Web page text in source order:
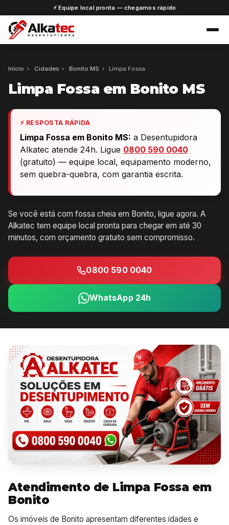
⚡ Equipe local pronta — chegamos rápido
Início › Cidades › Bonito MS › Limpa Fossa
Limpa Fossa em Bonito MS
⚡ RESPOSTA RÁPIDA
Limpa Fossa em Bonito MS: a Desentupidora
Alkatec atende 24h. Ligue 0800 590 0040
(gratuito) — equipe local, equipamento moderno,
sem quebra-quebra, com garantia escrita.
Se você está com fossa cheia em Bonito, ligue agora. A
Alkatec tem equipe local pronta para chegar em até 30
minutos, com orçamento gratuito sem compromisso.
0800 590 0040
WhatsApp 24h
Atendimento de Limpa Fossa em
Bonito
Os imóveis de Bonito apresentam diferentes idades e